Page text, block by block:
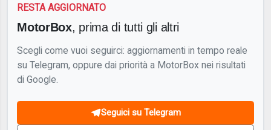
RESTA AGGIORNATO
MotorBox, prima di tutti gli altri
Scegli come vuoi seguirci: aggiornamenti in tempo reale
su Telegram, oppure dai priorità a MotorBox nei risultati
di Google.
Seguici su Telegram